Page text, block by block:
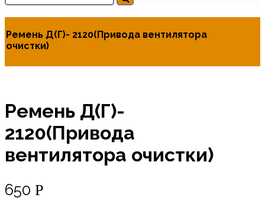
Ремень Д(Г)- 2120(Привода вентилятора
очистки)
Ремень Д(Г)-
2120(Привода
вентилятора очистки)
650 Р